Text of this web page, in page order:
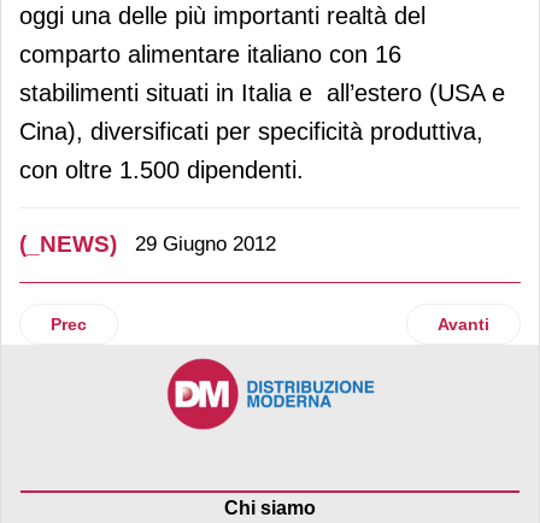
oggi una delle più importanti realtà del
comparto alimentare italiano con 16
stabilimenti situati in Italia e all’estero (USA e
Cina), diversificati per specificità produttiva,
con oltre 1.500 dipendenti.
(_NEWS) 29 Giugno 2012
Articolo precedente: Gdo: antitrust sanziona Coop
Prec Articolo
Avanti
Chi siamo